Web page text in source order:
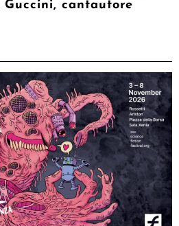
Guccini, cantautore